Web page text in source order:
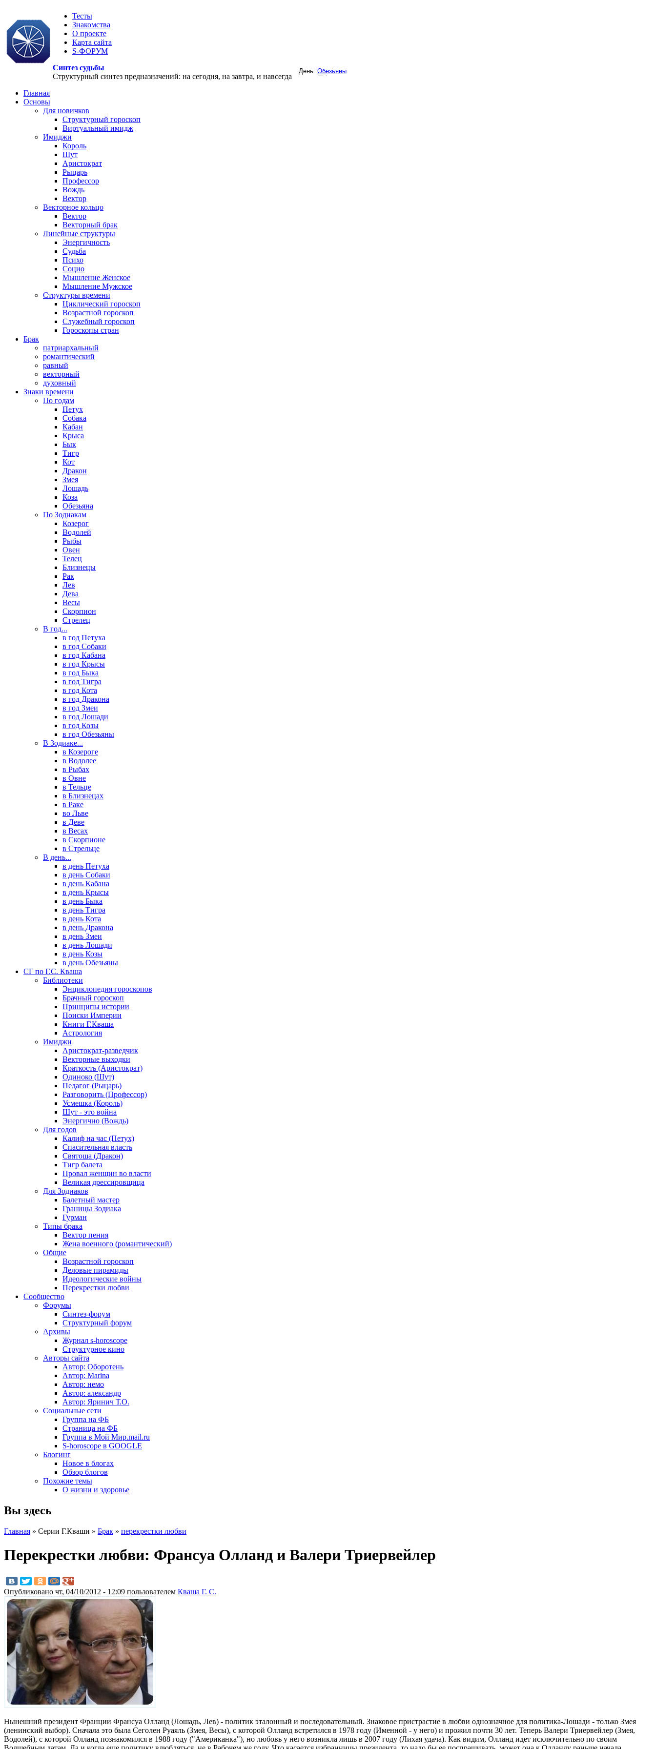
Тесты
Знакомства
О проекте
Карта сайта
S-ФОРУМ
Синтез судьбы
Структурный синтез предназначений: на сегодня, на завтра, и навсегда
Главная
Основы
Для новичков
Структурный гороскоп
Виртуальный имидж
Имиджи
Король
Шут
Аристократ
Рыцарь
Профессор
Вождь
Вектор
Векторное кольцо
Вектор
Векторный брак
Линейные структуры
Энергичность
Судьба
Психо
Социо
Мышление Женское
Мышление Мужское
Структуры времени
Циклический гороскоп
Возрастной гороскоп
Служебный гороскоп
Гороскопы стран
Брак
патриархальный
романтический
равный
векторный
духовный
Знаки времени
По годам
Петух
Собака
Кабан
Крыса
Бык
Тигр
Кот
Дракон
Змея
Лошадь
Коза
Обезьяна
По Зодиакам
Козерог
Водолей
Рыбы
Овен
Телец
Близнецы
Рак
Лев
Дева
Весы
Скорпион
Стрелец
В год...
в год Петуха
в год Собаки
в год Кабана
в год Крысы
в год Быка
в год Тигра
в год Кота
в год Дракона
в год Змеи
в год Лошади
в год Козы
в год Обезьяны
В Зодиаке...
в Козероге
в Водолее
в Рыбах
в Овне
в Тельце
в Близнецах
в Раке
во Льве
в Деве
в Весах
в Скорпионе
в Стрельце
В день...
в день Петуха
в день Собаки
в день Кабана
в день Крысы
в день Быка
в день Тигра
в день Кота
в день Дракона
в день Змеи
в день Лошади
в день Козы
в день Обезьяны
СГ по Г.С. Кваша
Библиотеки
Энциклопедия гороскопов
Брачный гороскоп
Принципы истории
Поиски Империи
Книги Г.Кваша
Астрология
Имиджи
Аристократ-разведчик
Векторные выходки
Краткость (Аристократ)
Одиноко (Шут)
Педагог (Рыцарь)
Разговорить (Профессор)
Усмешка (Король)
Шут - это война
Энергично (Вождь)
Для годов
Калиф на час (Петух)
Спасительная власть
Святоша (Дракон)
Тигр балета
Провал женщин во власти
Великая дрессировщица
Для Зодиаков
Балетный мастер
Границы Зодиака
Гурман
Типы брака
Вектор пения
Жена военного (романтический)
Общие
Возрастной гороскоп
Деловые пирамиды
Идеологические войны
Перекрестки любви
Сообщество
Форумы
Синтез-форум
Структурный форум
Архивы
Журнал s-horoscope
Структурное кино
Авторы сайта
Автор: Оборотень
Автор: Marina
Автор: немo
Автор: александр
Автор: Яринич Т.О.
Социальные сети
Группа на ФБ
Страница на ФБ
Группа в Мой Мир.mail.ru
S-horoscope в GOOGLE
Блогинг
Новое в блогах
Обзор блогов
Похожие темы
О жизни и здоровье
Вы здесь
Главная » Серии Г.Кваши » Брак » перекрестки любви
Перекрестки любви: Франсуа Олланд и Валери Триервейлер
Опубликовано чт, 04/10/2012 - 12:09 пользователем Кваша Г. С.
Нынешний президент Франции Франсуа Олланд (Лошадь, Лев) - политик эталонный и последовательный. Знаковое пристрастие в любви однозначное для политика-Лошади - только Змея
(ленинский выбор). Сначала это была Сеголен Руаяль (Змея, Весы), с которой Олланд встретился в 1978 году (Именной - у него) и прожил почти 30 лет. Теперь Валери Триервейлер (Змея,
Водолей), с которой Олланд познакомился в 1988 году ("Американка"), но любовь у него возникла лишь в 2007 году (Лихая удача). Как видим, Олланд идет исключительно по своим